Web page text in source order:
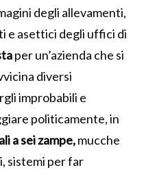
degli allevamenti,
e asettici degli uffici di
per un’azienda che si
diversi
improbabili e
politicamente, in
a sei zampe,mucche
sistemi per far